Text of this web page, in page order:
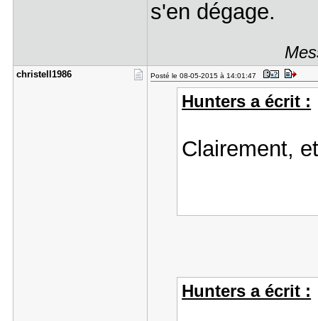
s'en dégage.
christell1​986 Posté le 08-05-2015 à 14:01:47
Hunters a écrit :
Clairement,
Hunters a écrit :